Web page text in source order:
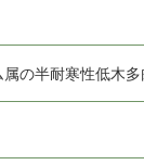
の半耐寒性低木多